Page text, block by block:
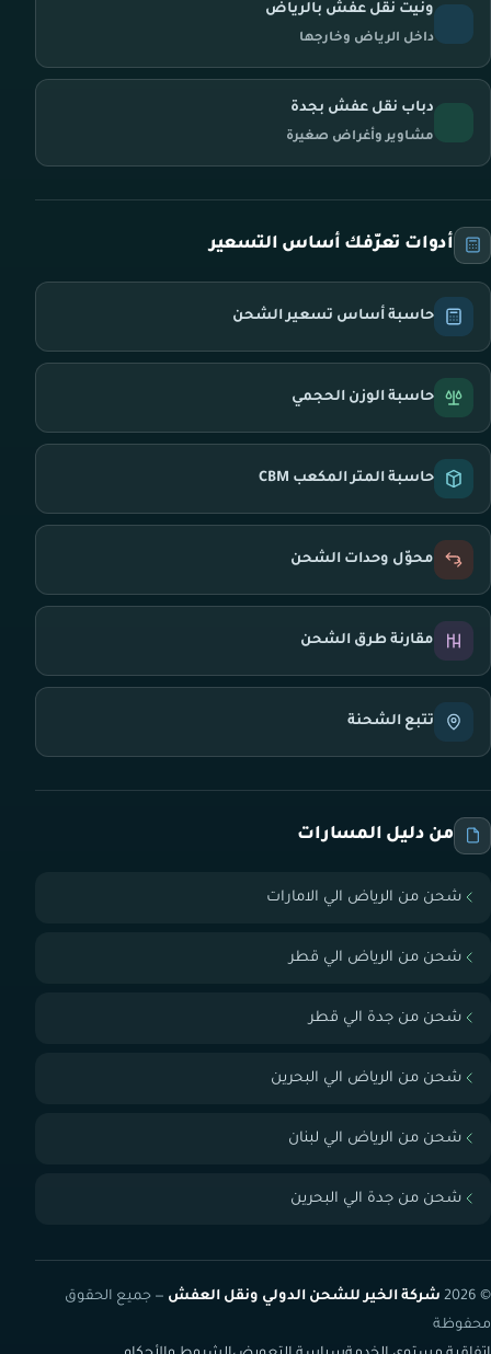
ونيت نقل عفش بالرياض
داخل الرياض وخارجها
دباب نقل عفش بجدة
مشاوير وأغراض صغيرة
أدوات تعرّفك أساس التسعير
حاسبة أساس تسعير الشحن
حاسبة الوزن الحجمي
حاسبة المتر المكعب CBM
محوّل وحدات الشحن
مقارنة طرق الشحن
تتبع الشحنة
من دليل المسارات
شحن من الرياض الي الامارات
شحن من الرياض الي قطر
شحن من جدة الي قطر
شحن من الرياض الي البحرين
شحن من الرياض الي لبنان
شحن من جدة الي البحرين
© 2026 شركة الخير للشحن الدولي ونقل العفش — جميع الحقوق
محفوظة